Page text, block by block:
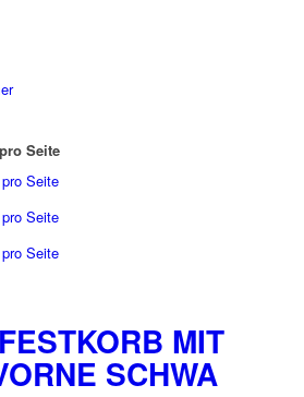
Seite
Seite
Seite
Seite
MIT
SCHWA